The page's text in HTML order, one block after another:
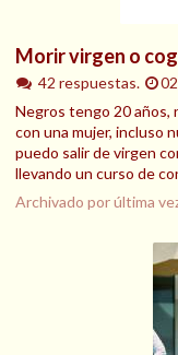
Morir virgen o
42 respuestas.
Negros tengo 20 años,
con una mujer, incluso
puedo salir de virgen
llevando un curso de
Archivado por última